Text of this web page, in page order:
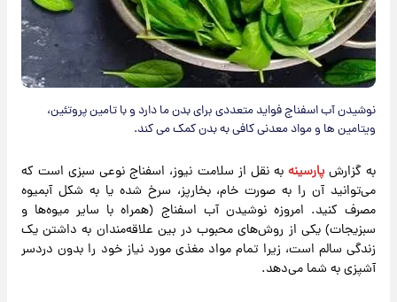
نوشیدن آب اسفناج فواید متعددی برای بدن ما دارد و با تامین پروتئین،
ویتامین ها و مواد معدنی کافی به بدن کمک می کند.
به گزارش پارسینه به نقل از سلامت نیوز، اسفناج نوعی سبزی است که
می‌توانید آن را به صورت خام، بخارپز، سرخ شده یا به شکل آبمیوه
مصرف کنید. امروزه نوشیدن آب اسفناج (همراه با سایر میوه‌ها و
سبزیجات) یکی از روش‌های محبوب در بین علاقه‌مندان به داشتن یک
زندگی سالم است، زیرا تمام مواد مغذی مورد نیاز خود را بدون دردسر
آشپزی به شما می‌دهد.